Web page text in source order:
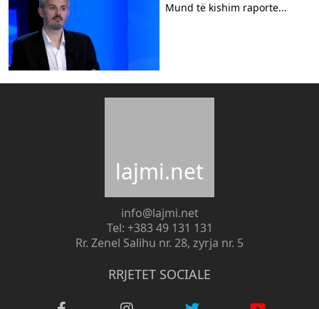
Mund të kishim raporte...
lajmi.net
info@lajmi.net
Tel: +383 49 131 131
Rr. Zenel Salihu nr. 28, zyrja nr. 5
RRJETET SOCIALE